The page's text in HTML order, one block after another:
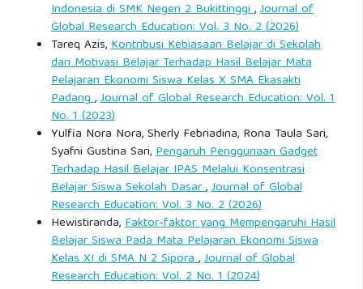
Indonesia di SMK Negeri 2 Bukittinggi,Journal of
Global Research Education: Vol. 3 No. 2 (2026)
Tareq Azis,Kontribusi Kebiasaan Belajar di Sekolah
dan Motivasi Belajar Terhadap Hasil Belajar Mata
Pelajaran Ekonomi Siswa Kelas X SMA Ekasakti
Padang,Journal of Global Research Education: Vol. 1
No. 1 (2023)
Yulfia Nora Nora, Sherly Febriadina, Rona Taula Sari,
Syafni Gustina Sari,Pengaruh Penggunaan Gadget
Terhadap Hasil Belajar IPAS Melalui Konsentrasi
Belajar Siswa Sekolah Dasar,Journal of Global
Research Education: Vol. 3 No. 2 (2026)
Hewistiranda,Faktor-faktor yang Mempengaruhi Hasil
Belajar Siswa Pada Mata Pelajaran Ekonomi Siswa
Kelas XI di SMA N 2 Sipora,Journal of Global
Research Education: Vol. 2 No. 1 (2024)